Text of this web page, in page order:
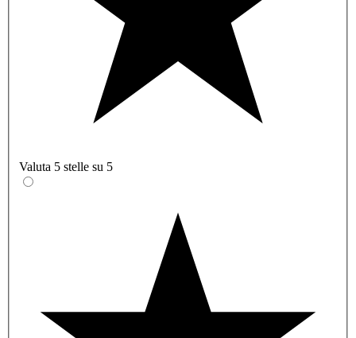
Valuta 5 stelle su 5